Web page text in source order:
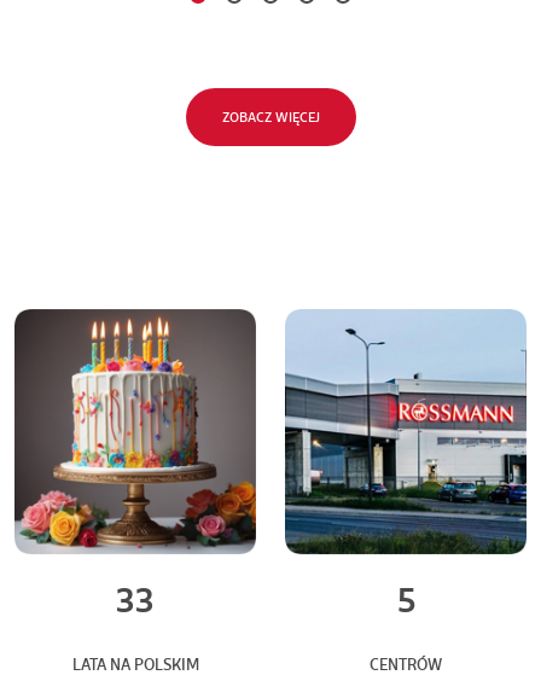
ZOBACZ WIĘCEJ
33
LATA NA POLSKIM
5
CENTRÓW